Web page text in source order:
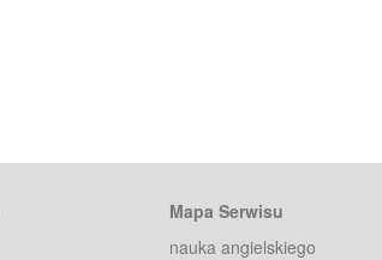
Mapa Serwisu
nauka angielskiego